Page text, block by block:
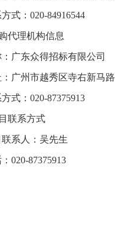
式： 020-84916544
代理机构信息
广东众得招标有限公司
广州市越秀区寺右新马路
式： 020-87375913
联系方式
系人： 吴先生
020-87375913